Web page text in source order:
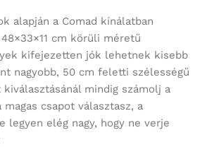
alapján a Comad kínálatban
cm körüli méretű
kifejezetten jók lehetnek kisebb
nagyobb, 50 cm feletti szélességű
mindig számolj a
csapot választasz, a
legyen elég nagy, hogy ne verje